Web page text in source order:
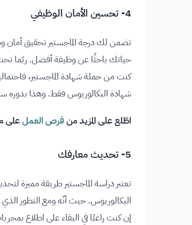
4- تحسين الأمان الوظيفي
تضمن لك درجة الماجستير تحقيق أمان
حياتك باحثًا عن وظيفة أفضل. ربّما تحبّ
كنت من حملة شهادة الماجستير،
شهادة البكالوريوس فقط. وهذا بدوره
اطّلع على المزيد منفرص العملعلى
5- تحديث معارفك
تعتبر دراسة الماجستير طريقة مميزة
البكالوريوس. حيث أنّه ومع التطور
إن كنت راغبًا في البقاء على اطلاع